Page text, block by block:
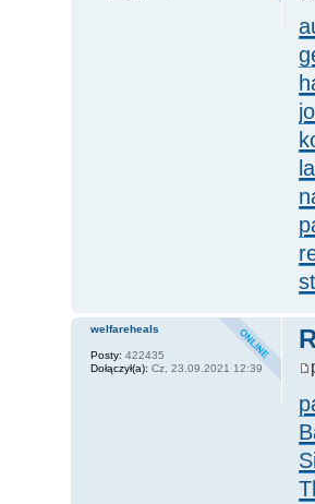
welfareheals
Posty: 422435
Dołączył(a): Cz, 23.09.2021 12:39